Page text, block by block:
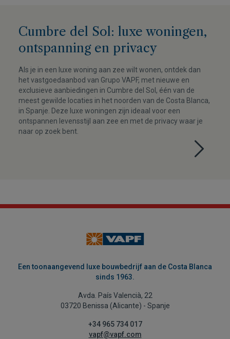
Cumbre del Sol: luxe woningen,
ontspanning en privacy
Als je in een luxe woning aan zee wilt wonen, ontdek dan
het vastgoedaanbod van Grupo VAPF, met nieuwe en
exclusieve aanbiedingen in Cumbre del Sol, één van de
meest gewilde locaties in het noorden van de Costa Blanca,
in Spanje. Deze luxe woningen zijn ideaal voor een
ontspannen levensstijl aan zee en met de privacy waar je
naar op zoek bent.
Een toonaangevend luxe bouwbedrijf aan de Costa Blanca
sinds 1963.
Avda. País Valencià, 22
03720 Benissa (Alicante) - Spanje
+34 965 734 017
vapf@vapf.com